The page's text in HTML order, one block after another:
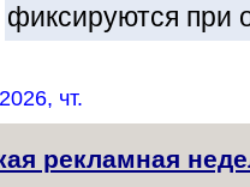
фиксируются при
чт.
рекламная